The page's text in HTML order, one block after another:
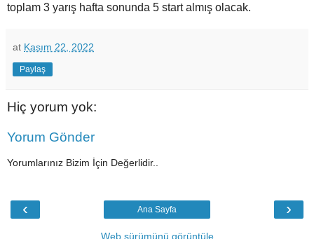
toplam 3 yarış hafta sonunda 5 start almış olacak.
at Kasım 22, 2022
Paylaş
Hiç yorum yok:
Yorum Gönder
Yorumlarınız Bizim İçin Değerlidir..
‹ ›
Ana Sayfa
Web sürümünü görüntüle